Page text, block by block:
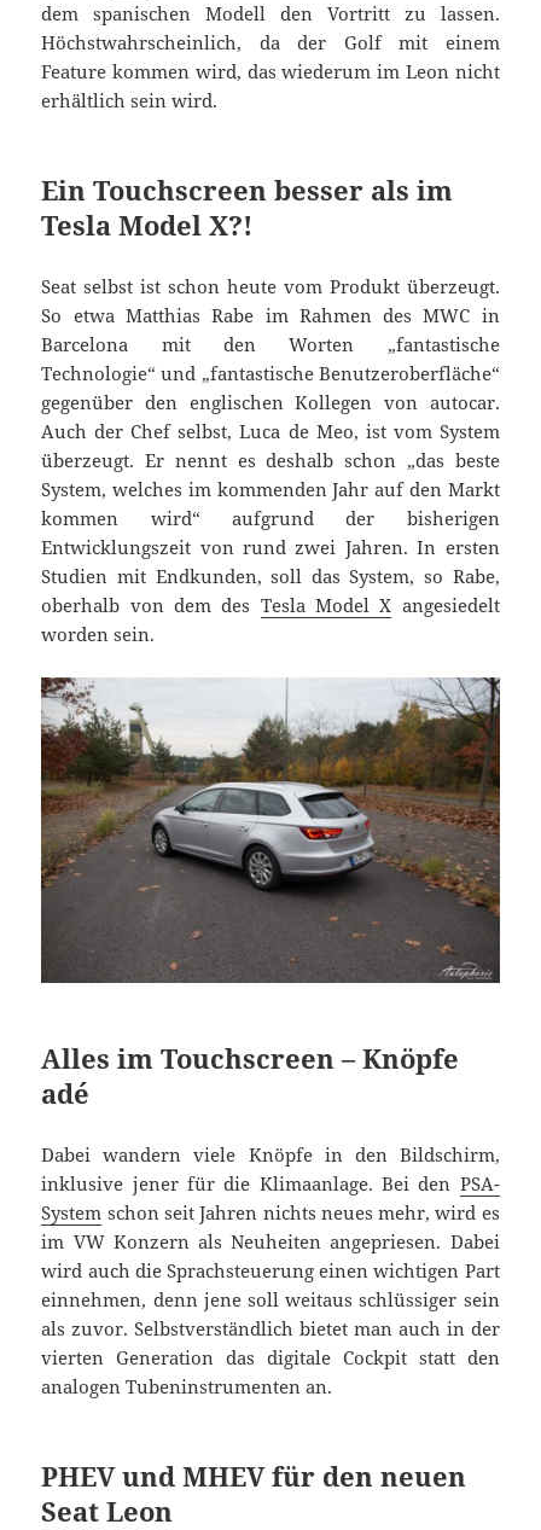
dem spanischen Modell den Vortritt zu lassen.
Höchstwahrscheinlich, da der Golf mit einem
Feature kommen wird, das wiederum im Leon nicht
erhältlich sein wird.
Ein Touchscreen besser als im
Tesla Model X?!
Seat selbst ist schon heute vom Produkt überzeugt.
So etwa Matthias Rabe im Rahmen des MWC in
Barcelona mit den Worten „fantastische
Technologie“ und „fantastische Benutzeroberfläche“
gegenüber den englischen Kollegen von autocar.
Auch der Chef selbst, Luca de Meo, ist vom System
überzeugt. Er nennt es deshalb schon „das beste
System, welches im kommenden Jahr auf den Markt
kommen wird“ aufgrund der bisherigen
Entwicklungszeit von rund zwei Jahren. In ersten
Studien mit Endkunden, soll das System, so Rabe,
oberhalb von dem des Tesla Model X angesiedelt
worden sein.
Alles im Touchscreen – Knöpfe
adé
Dabei wandern viele Knöpfe in den Bildschirm,
inklusive jener für die Klimaanlage. Bei den PSA-
System schon seit Jahren nichts neues mehr, wird es
im VW Konzern als Neuheiten angepriesen. Dabei
wird auch die Sprachsteuerung einen wichtigen Part
einnehmen, denn jene soll weitaus schlüssiger sein
als zuvor. Selbstverständlich bietet man auch in der
vierten Generation das digitale Cockpit statt den
analogen Tubeninstrumenten an.
PHEV und MHEV für den neuen
Seat Leon